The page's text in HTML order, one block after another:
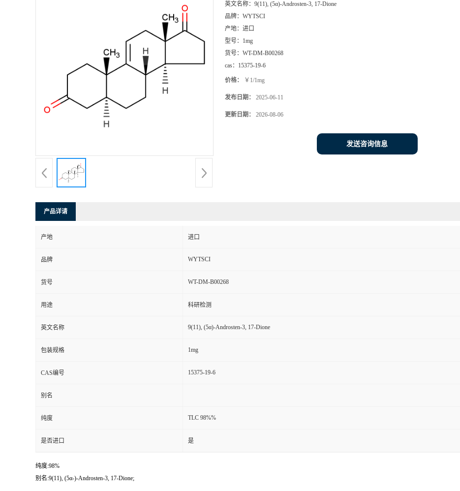
英文名称： 9(11), (5α)-Androsten-3, 17-Dione
品牌： WYTSCI
产地： 进口
型号： 1mg
货号： WT-DM-B00268
cas： 15375-19-6
价格： ￥1/1mg
发布日期： 2025-06-11
更新日期： 2026-08-06
发送咨询信息
产品详请
产地 进口
品牌 WYTSCI
货号 WT-DM-B00268
用途 科研检测
英文名称 9(11), (5α)-Androsten-3, 17-Dione
包装规格 1mg
CAS编号 15375-19-6
别名
纯度 TLC 98%%
是否进口 是
纯度:98%
别名:9(11), (5α-)-Androsten-3, 17-Dione;